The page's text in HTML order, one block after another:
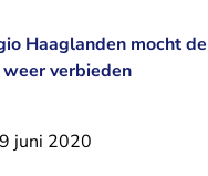
Haaglanden mocht
verbieden
juni 2020